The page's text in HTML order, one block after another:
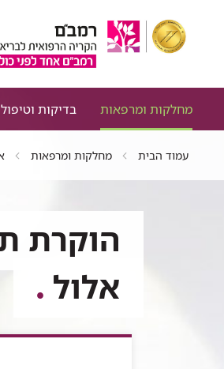
מחלקות ומרפאות בדיקות
עמוד הבית מחלקות ומרפאות
הוקרת
אלול